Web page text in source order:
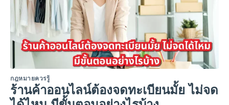
กฎหมายควรรู้
ร้านค้าออนไลน์ต้องจดทะเบียนมั้ย ไม่จด